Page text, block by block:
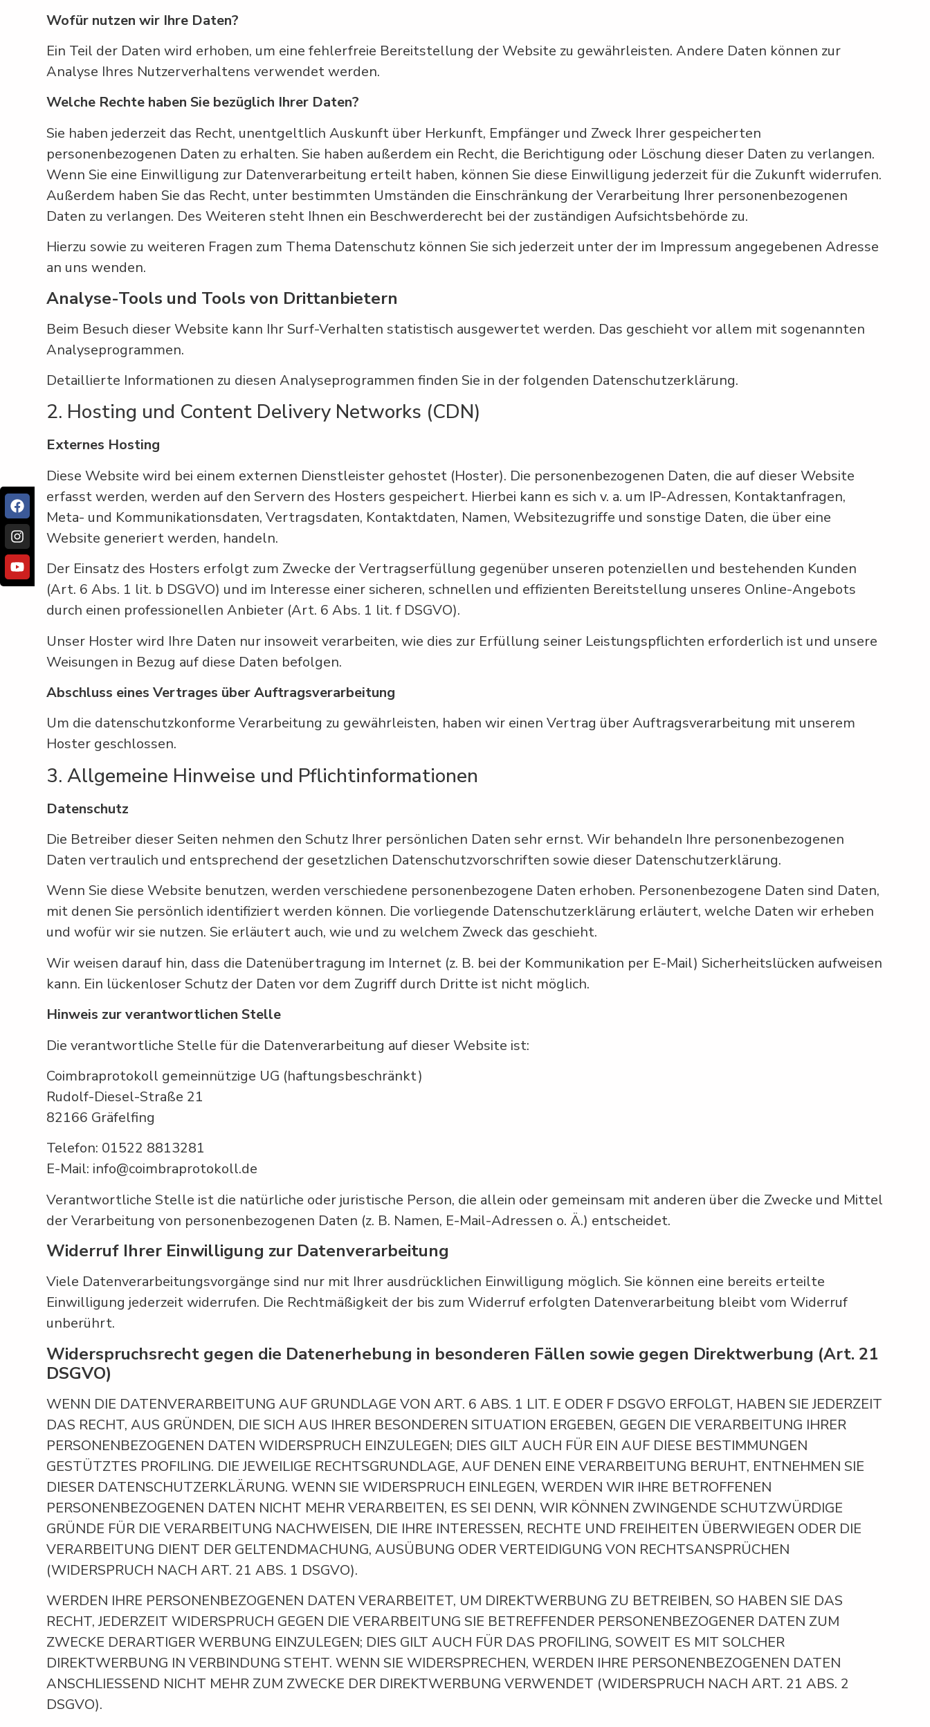
Wofür nutzen wir Ihre Daten?
Ein Teil der Daten wird erhoben, um eine fehlerfreie Bereitstellung der Website zu gewährleisten. Andere Daten können zur
Analyse Ihres Nutzerverhaltens verwendet werden.
Welche Rechte haben Sie bezüglich Ihrer Daten?
Sie haben jederzeit das Recht, unentgeltlich Auskunft über Herkunft, Empfänger und Zweck Ihrer gespeicherten
personenbezogenen Daten zu erhalten. Sie haben außerdem ein Recht, die Berichtigung oder Löschung dieser Daten zu verlangen.
Wenn Sie eine Einwilligung zur Datenverarbeitung erteilt haben, können Sie diese Einwilligung jederzeit für die Zukunft widerrufen.
Außerdem haben Sie das Recht, unter bestimmten Umständen die Einschränkung der Verarbeitung Ihrer personenbezogenen
Daten zu verlangen. Des Weiteren steht Ihnen ein Beschwerderecht bei der zuständigen Aufsichtsbehörde zu.
Hierzu sowie zu weiteren Fragen zum Thema Datenschutz können Sie sich jederzeit unter der im Impressum angegebenen Adresse
an uns wenden.
Analyse-Tools und Tools von Dritt­anbietern
Beim Besuch dieser Website kann Ihr Surf-Verhalten statistisch ausgewertet werden. Das geschieht vor allem mit sogenannten
Analyseprogrammen.
Detaillierte Informationen zu diesen Analyseprogrammen finden Sie in der folgenden Datenschutzerklärung.
2. Hosting und Content Delivery Networks (CDN)
Externes Hosting
Diese Website wird bei einem externen Dienstleister gehostet (Hoster). Die personenbezogenen Daten, die auf dieser Website
erfasst werden, werden auf den Servern des Hosters gespeichert. Hierbei kann es sich v. a. um IP-Adressen, Kontaktanfragen,
Meta- und Kommunikationsdaten, Vertragsdaten, Kontaktdaten, Namen, Websitezugriffe und sonstige Daten, die über eine
Website generiert werden, handeln.
Der Einsatz des Hosters erfolgt zum Zwecke der Vertragserfüllung gegenüber unseren potenziellen und bestehenden Kunden
(Art. 6 Abs. 1 lit. b DSGVO) und im Interesse einer sicheren, schnellen und effizienten Bereitstellung unseres Online-Angebots
durch einen professionellen Anbieter (Art. 6 Abs. 1 lit. f DSGVO).
Unser Hoster wird Ihre Daten nur insoweit verarbeiten, wie dies zur Erfüllung seiner Leistungspflichten erforderlich ist und unsere
Weisungen in Bezug auf diese Daten befolgen.
Abschluss eines Vertrages über Auftragsverarbeitung
Um die datenschutzkonforme Verarbeitung zu gewährleisten, haben wir einen Vertrag über Auftragsverarbeitung mit unserem
Hoster geschlossen.
3. Allgemeine Hinweise und Pflicht­informationen
Datenschutz
Die Betreiber dieser Seiten nehmen den Schutz Ihrer persönlichen Daten sehr ernst. Wir behandeln Ihre personenbezogenen
Daten vertraulich und entsprechend der gesetzlichen Datenschutzvorschriften sowie dieser Datenschutzerklärung.
Wenn Sie diese Website benutzen, werden verschiedene personenbezogene Daten erhoben. Personenbezogene Daten sind Daten,
mit denen Sie persönlich identifiziert werden können. Die vorliegende Datenschutzerklärung erläutert, welche Daten wir erheben
und wofür wir sie nutzen. Sie erläutert auch, wie und zu welchem Zweck das geschieht.
Wir weisen darauf hin, dass die Datenübertragung im Internet (z. B. bei der Kommunikation per E-Mail) Sicherheitslücken aufweisen
kann. Ein lückenloser Schutz der Daten vor dem Zugriff durch Dritte ist nicht möglich.
Hinweis zur verantwortlichen Stelle
Die verantwortliche Stelle für die Datenverarbeitung auf dieser Website ist:
Coimbraprotokoll gemeinnützige UG (haftungsbeschränkt)
Rudolf-Diesel-Straße 21
82166 Gräfelfing
Telefon: 01522 8813281
E-Mail: info@coimbraprotokoll.de
Verantwortliche Stelle ist die natürliche oder juristische Person, die allein oder gemeinsam mit anderen über die Zwecke und Mittel
der Verarbeitung von personenbezogenen Daten (z. B. Namen, E-Mail-Adressen o. Ä.) entscheidet.
Widerruf Ihrer Einwilligung zur Datenverarbeitung
Viele Datenverarbeitungsvorgänge sind nur mit Ihrer ausdrücklichen Einwilligung möglich. Sie können eine bereits erteilte
Einwilligung jederzeit widerrufen. Die Rechtmäßigkeit der bis zum Widerruf erfolgten Datenverarbeitung bleibt vom Widerruf
unberührt.
Widerspruchsrecht gegen die Datenerhebung in besonderen Fällen sowie gegen Direktwerbung (Art. 21
DSGVO)
WENN DIE DATENVERARBEITUNG AUF GRUNDLAGE VON ART. 6 ABS. 1 LIT. E ODER F DSGVO ERFOLGT, HABEN SIE JEDERZEIT
DAS RECHT, AUS GRÜNDEN, DIE SICH AUS IHRER BESONDEREN SITUATION ERGEBEN, GEGEN DIE VERARBEITUNG IHRER
PERSONENBEZOGENEN DATEN WIDERSPRUCH EINZULEGEN; DIES GILT AUCH FÜR EIN AUF DIESE BESTIMMUNGEN
GESTÜTZTES PROFILING. DIE JEWEILIGE RECHTSGRUNDLAGE, AUF DENEN EINE VERARBEITUNG BERUHT, ENTNEHMEN SIE
DIESER DATENSCHUTZERKLÄRUNG. WENN SIE WIDERSPRUCH EINLEGEN, WERDEN WIR IHRE BETROFFENEN
PERSONENBEZOGENEN DATEN NICHT MEHR VERARBEITEN, ES SEI DENN, WIR KÖNNEN ZWINGENDE SCHUTZWÜRDIGE
GRÜNDE FÜR DIE VERARBEITUNG NACHWEISEN, DIE IHRE INTERESSEN, RECHTE UND FREIHEITEN ÜBERWIEGEN ODER DIE
VERARBEITUNG DIENT DER GELTENDMACHUNG, AUSÜBUNG ODER VERTEIDIGUNG VON RECHTSANSPRÜCHEN
(WIDERSPRUCH NACH ART. 21 ABS. 1 DSGVO).
WERDEN IHRE PERSONENBEZOGENEN DATEN VERARBEITET, UM DIREKTWERBUNG ZU BETREIBEN, SO HABEN SIE DAS
RECHT, JEDERZEIT WIDERSPRUCH GEGEN DIE VERARBEITUNG SIE BETREFFENDER PERSONENBEZOGENER DATEN ZUM
ZWECKE DERARTIGER WERBUNG EINZULEGEN; DIES GILT AUCH FÜR DAS PROFILING, SOWEIT ES MIT SOLCHER
DIREKTWERBUNG IN VERBINDUNG STEHT. WENN SIE WIDERSPRECHEN, WERDEN IHRE PERSONENBEZOGENEN DATEN
ANSCHLIESSEND NICHT MEHR ZUM ZWECKE DER DIREKTWERBUNG VERWENDET (WIDERSPRUCH NACH ART. 21 ABS. 2
DSGVO).